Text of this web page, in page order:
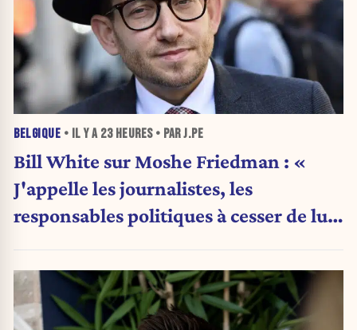
BELGIQUE • IL Y A 23 HEURES• PAR J.PE
Bill White sur Moshe Friedman : «
J'appelle les journalistes, les
responsables politiques à cesser de lui